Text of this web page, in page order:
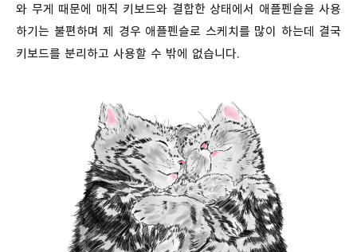
와 무게 때문에 매직 키보드와 결합한 상태에서 애플펜슬을 사용
하기는 불편하며 제 경우 애플펜슬로 스케치를 많이 하는데 결국
키보드를 분리하고 사용할 수 밖에 없습니다.